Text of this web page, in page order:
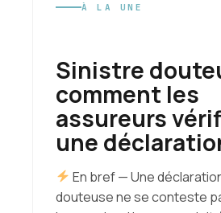
À LA UNE
Sinistre
comment les
assureurs
une
En bref — Une
douteuse ne se conteste